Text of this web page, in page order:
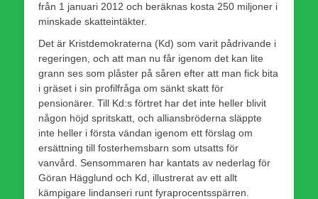
från 1 januari 2012 och beräknas kosta 250 miljoner i
minskade skatteintäkter.
Det är Kristdemokraterna (Kd) som varit pådrivande i
regeringen, och att man nu får igenom det kan lite
grann ses som plåster på såren efter att man fick bita
i gräset i sin profilfråga om sänkt skatt för
pensionärer. Till Kd:s förtret har det inte heller blivit
någon höjd spritskatt, och alliansbröderna släppte
inte heller i första vändan igenom ett förslag om
ersättning till fosterhemsbarn som utsatts för
vanvård. Sensommaren har kantats av nederlag för
Göran Hägglund och Kd, illustrerat av ett allt
kämpigare lindanseri runt fyraprocentsspärren.